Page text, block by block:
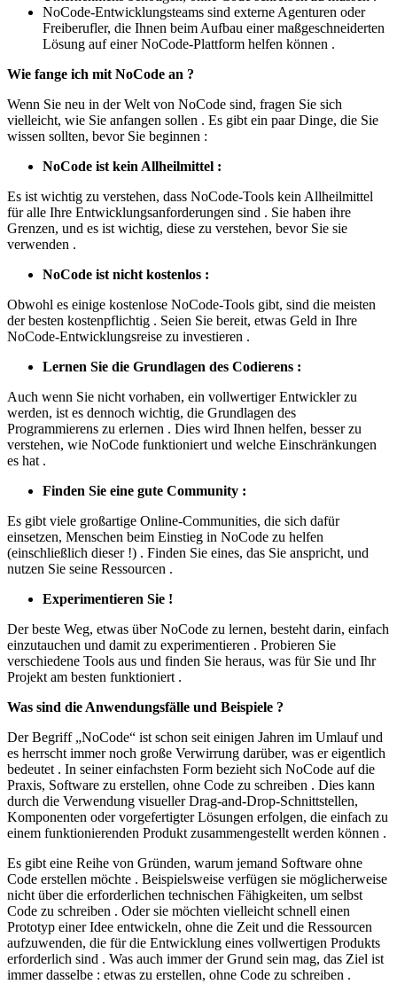
NoCode-Entwicklungsteams sind externe Agenturen oder
Freiberufler, die Ihnen beim Aufbau einer maßgeschneiderten
Lösung auf einer NoCode-Plattform helfen können .
Wie fange ich mit NoCode an ?
Wenn Sie neu in der Welt von NoCode sind, fragen Sie sich
vielleicht, wie Sie anfangen sollen . Es gibt ein paar Dinge, die Sie
wissen sollten, bevor Sie beginnen :
NoCode ist kein Allheilmittel :
Es ist wichtig zu verstehen, dass NoCode-Tools kein Allheilmittel
für alle Ihre Entwicklungsanforderungen sind . Sie haben ihre
Grenzen, und es ist wichtig, diese zu verstehen, bevor Sie sie
verwenden .
NoCode ist nicht kostenlos :
Obwohl es einige kostenlose NoCode-Tools gibt, sind die meisten
der besten kostenpflichtig . Seien Sie bereit, etwas Geld in Ihre
NoCode-Entwicklungsreise zu investieren .
Lernen Sie die Grundlagen des Codierens :
Auch wenn Sie nicht vorhaben, ein vollwertiger Entwickler zu
werden, ist es dennoch wichtig, die Grundlagen des
Programmierens zu erlernen . Dies wird Ihnen helfen, besser zu
verstehen, wie NoCode funktioniert und welche Einschränkungen
es hat .
Finden Sie eine gute Community :
Es gibt viele großartige Online-Communities, die sich dafür
einsetzen, Menschen beim Einstieg in NoCode zu helfen
(einschließlich dieser !) . Finden Sie eines, das Sie anspricht, und
nutzen Sie seine Ressourcen .
Experimentieren Sie !
Der beste Weg, etwas über NoCode zu lernen, besteht darin, einfach
einzutauchen und damit zu experimentieren . Probieren Sie
verschiedene Tools aus und finden Sie heraus, was für Sie und Ihr
Projekt am besten funktioniert .
Was sind die Anwendungsfälle und Beispiele ?
Der Begriff „NoCode“ ist schon seit einigen Jahren im Umlauf und
es herrscht immer noch große Verwirrung darüber, was er eigentlich
bedeutet . In seiner einfachsten Form bezieht sich NoCode auf die
Praxis, Software zu erstellen, ohne Code zu schreiben . Dies kann
durch die Verwendung visueller Drag-and-Drop-Schnittstellen,
Komponenten oder vorgefertigter Lösungen erfolgen, die einfach zu
einem funktionierenden Produkt zusammengestellt werden können .
Es gibt eine Reihe von Gründen, warum jemand Software ohne
Code erstellen möchte . Beispielsweise verfügen sie möglicherweise
nicht über die erforderlichen technischen Fähigkeiten, um selbst
Code zu schreiben . Oder sie möchten vielleicht schnell einen
Prototyp einer Idee entwickeln, ohne die Zeit und die Ressourcen
aufzuwenden, die für die Entwicklung eines vollwertigen Produkts
erforderlich sind . Was auch immer der Grund sein mag, das Ziel ist
immer dasselbe : etwas zu erstellen, ohne Code zu schreiben .